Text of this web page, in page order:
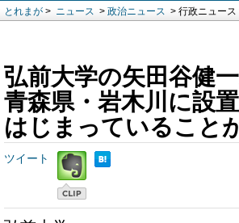
とれまが > ニュース > 政治ニュース > 行政ニュース
弘前大学の矢田谷健
青森県・岩木川に設
はじまっていること
ツイート